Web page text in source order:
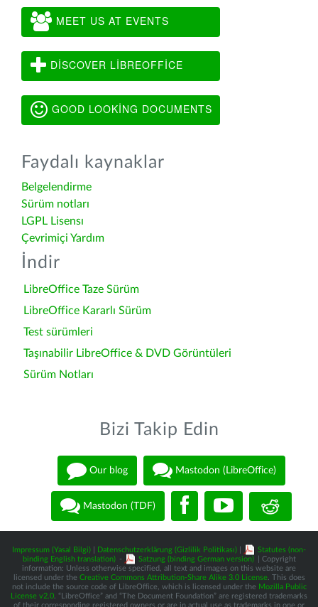
MEET US AT EVENTS
DISCOVER LIBREOFFICE
GOOD LOOKING DOCUMENTS
Faydalı kaynaklar
Belgelendirme
Sürüm notları
LGPL Lisensı
Çevrimiçi Yardım
İndir
LibreOffice Taze Sürüm
LibreOffice Kararlı Sürüm
Test sürümleri
Taşınabilir LibreOffice & DVD Görüntüleri
Sürüm Notları
Bizi Takip Edin
Our blog Mastodon (LibreOffice)
Mastodon (TDF)
Impressum (Yasal Bilgi) Datenschutzerklärung (Gizlilik Politikası)
Statutes (non-
binding English translation) - Satzung (binding German version)
| Copyright
information: Unless otherwise specified, all text and images on this website are
licensed under the Creative Commons Attribution-Share Alike 3.0 License. This does
not include the source code of LibreOffice, which is licensed under the Mozilla Public
License v2.0 . “LibreOffice” and “The Document Foundation” are registered trademarks
of their corresponding registered owners or are in actual use as trademarks in one or